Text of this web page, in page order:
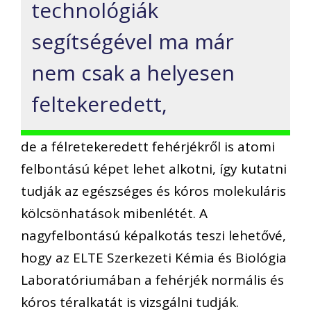
technológiák
segítségével ma már
nem csak a helyesen
feltekeredett,
de a félretekeredett fehérjékről is atomi
felbontású képet lehet alkotni, így kutatni
tudják az egészséges és kóros molekuláris
kölcsönhatások mibenlétét. A
nagyfelbontású képalkotás teszi lehetővé,
hogy az ELTE Szerkezeti Kémia és Biológia
Laboratóriumában a fehérjék normális és
kóros téralkatát is vizsgálni tudják.